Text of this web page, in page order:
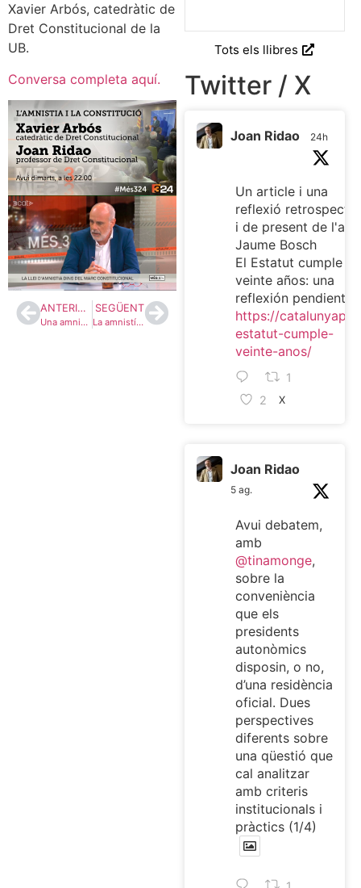
Xavier Arbós, catedràtic de
Dret Constitucional de la
UB.
Conversa completa aquí.
ANTERIOR
Una amnistia excepcional, però justa
SEGÜENT
La amnistía que viene
Tots els llibres
Twitter / X
Joan Ridao 24h
Un article i una
reflexió
i de present de
Jaume Bosch
El Estatut cumple
veinte años: una
reflexión pendiente
https://
estatut-cumple-
veinte-anos/
1
2
X
Joan Ridao
5 ag.
Avui debatem,
amb
@tinamonge,
sobre la
conveniència
que els
presidents
autonòmics
disposin, o no,
d’una residència
oficial. Dues
perspectives
diferents sobre
una qüestió que
cal analitzar
amb criteris
institucionals i
pràctics (1/4)